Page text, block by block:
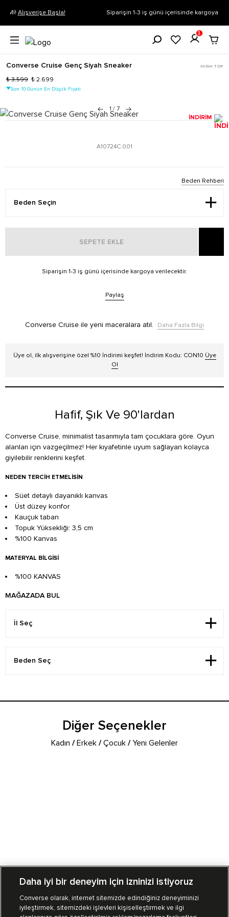
Siparişin 1-3 iş günü içerisinde kargoya verilecektir.Daha Fazla Bilgi
1
Converse Cruise Genç Siyah Sneaker HIGH TOP
₺ 3.599 ₺ 2.699
Son 10 Günün En Düşük Fiyatı
1 / 7
İNDİRİM
A10724C.001
Beden Rehberi
SEPETE EKLE
Siparişin 1-3 iş günü içerisinde kargoya verilecektir.
Paylaş
Converse Cruise ile yeni maceralara atıl. Daha Fazla Bilgi
Üye ol, ilk alışverişine özel %10 İndirimi keşfet! İndirim Kodu: CON10 Üye
Ol
Hafif, Şık Ve 90'lardan
Converse Cruise, minimalist tasarımıyla tam çocuklara göre. Oyun
alanları için vazgeçilmez! Her kıyafetinle uyum sağlayan kolayca
giyilebilir renklerini keşfet.
NEDEN TERCIH ETMELISIN
Süet detaylı dayanıklı kanvas
Üst düzey konfor
Kauçuk taban
Topuk Yüksekliği: 3,5 cm
%100 Kanvas
MATERYAL BILGISI
%100 KANVAS
MAĞAZADA BUL
Diğer Seçenekler
Kadın /Erkek /Çocuk /Yeni Gelenler
Mağazalarımız Sipariş Takibi
Daha iyi bir deneyim için izninizi istiyoruz
Converse olarak, internet sitemizde edindiğiniz deneyiminizi
iyileştirmek, sitemizdeki işlevleri kişiselleştirmek ve ilgi